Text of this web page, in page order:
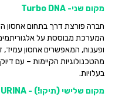
מקום שני- Turbo DNA
המערכת מבוססת על אלגוריתמים
ופענוח, המאפשרים אחסון עמיד,
מהטכנולוגיות הקיימות – עם
בעלויות.
מקום שלישי (תיקו!) - URINA